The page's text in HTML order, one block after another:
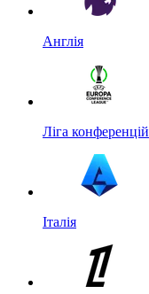
Англія
Ліга конференцій
Італія